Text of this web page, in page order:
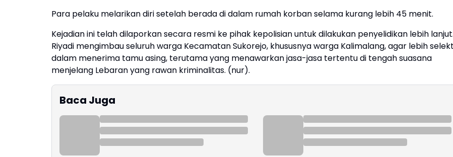
Para pelaku melarikan diri setelah berada di dalam rumah korban selama kurang lebih 45 menit.
Kejadian ini telah dilaporkan secara resmi ke pihak kepolisian untuk dilakukan penyelidikan lebih lanjut.
Riyadi mengimbau seluruh warga Kecamatan Sukorejo, khususnya warga Kalimalang, agar lebih
dalam menerima tamu asing, terutama yang menawarkan jasa-jasa tertentu di tengah suasana
menjelang Lebaran yang rawan kriminalitas. (nur).
Baca Juga